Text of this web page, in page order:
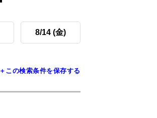
8/14 (金)
＋この検索条件を保存する